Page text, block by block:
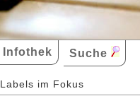
Infothek Suche
Labels im Fokus